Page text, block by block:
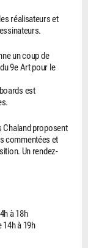
réalisateurs et
un coup de
9e Art pour le
est
Chaland proposent
commentées et
Un rendez-
à 18h
à 19h